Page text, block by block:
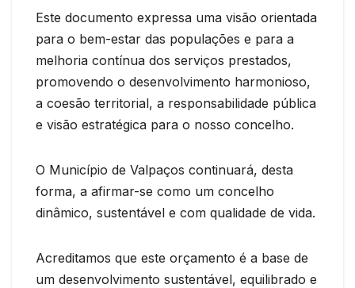
Este documento expressa uma visão orientada
para o bem-estar das populações e para a
melhoria contínua dos serviços prestados,
promovendo o desenvolvimento harmonioso,
a coesão territorial, a responsabilidade pública
e visão estratégica para o nosso concelho.
O Município de Valpaços continuará, desta
forma, a afirmar-se como um concelho
dinâmico, sustentável e com qualidade de vida.
Acreditamos que este orçamento é a base de
um desenvolvimento sustentável, equilibrado e